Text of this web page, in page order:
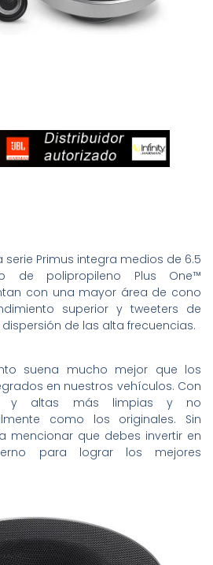
serie Primus integra medios de 6.5
de polipropileno Plus One™
con una mayor área de cono
superior y tweeters de
de las alta frecuencias.
suena mucho mejor que los
en nuestros vehículos. Con
y altas más limpias y no
como los originales. Sin
mencionar que debes invertir en
para lograr los mejores